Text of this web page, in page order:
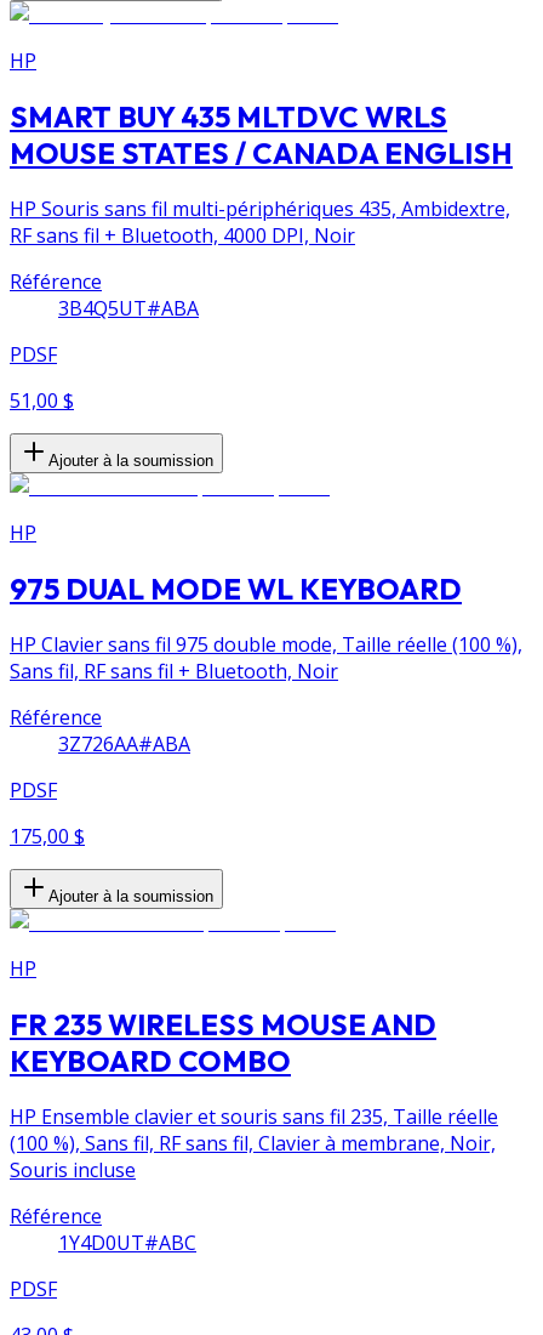
HP
SMART BUY 435 MLTDVC WRLS
MOUSE STATES / CANADA ENGLISH
HP Souris sans fil multi-périphériques 435, Ambidextre,
RF sans fil + Bluetooth, 4000 DPI, Noir
Référence
3B4Q5UT#ABA
PDSF
51,00 $
Ajouter à la soumission
HP
975 DUAL MODE WL KEYBOARD
HP Clavier sans fil 975 double mode, Taille réelle (100 %),
Sans fil, RF sans fil + Bluetooth, Noir
Référence
3Z726AA#ABA
PDSF
175,00 $
Ajouter à la soumission
HP
FR 235 WIRELESS MOUSE AND
KEYBOARD COMBO
HP Ensemble clavier et souris sans fil 235, Taille réelle
(100 %), Sans fil, RF sans fil, Clavier à membrane, Noir,
Souris incluse
Référence
1Y4D0UT#ABC
PDSF